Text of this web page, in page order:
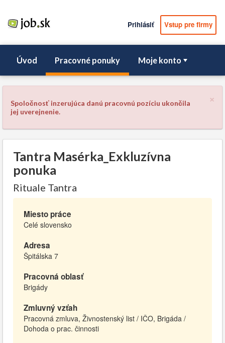
Prihlásiť Vstup pre firmy
Úvod Pracovné ponuky Moje konto
×
Spoločnosť inzerujúca danú pracovnú pozíciu ukončila
jej uverejnenie.
Tantra Masérka_Exkluzívna
ponuka
Rituale Tantra
Miesto práce
Celé slovensko
Adresa
Špitálska 7
Pracovná oblasť
Brigády
Zmluvný vzťah
Pracovná zmluva, Živnostenský list / IČO, Brigáda /
Dohoda o prac. činnosti